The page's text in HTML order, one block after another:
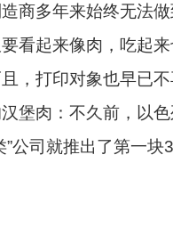
商多年来始终无法
看起来像肉，吃起
，打印对象也早已
堡肉：不久前，以
”公司就推出了第一块